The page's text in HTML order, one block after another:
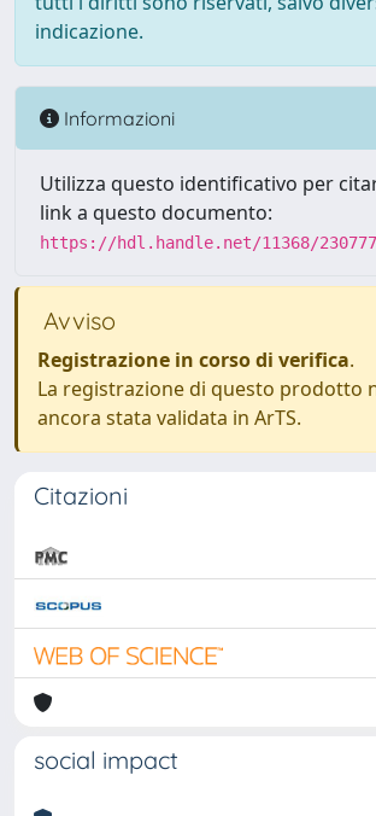
indicazione.
Informazioni
Utilizza questo identificativo per
link a questo documento:
https://hdl.handle.net/11368/
Avviso
Registrazione in corso di verifica.
La registrazione di questo prodotto
ancora stata validata in ArTS.
Citazioni
social impact